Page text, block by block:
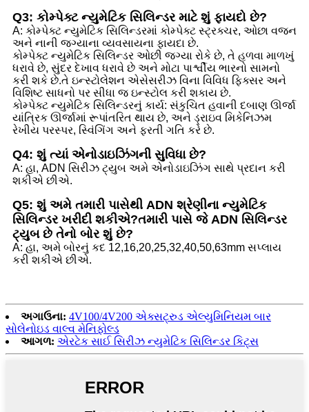
Q3: કોમ્પેક્ટ ન્યુમેટિક સિલિન્ડર માટે શું ફાયદો છે?
A: કોમ્પેક્ટ ન્યુમેટિક સિલિન્ડરમાં કોમ્પેક્ટ સ્ટ્રક્ચર, ઓછા વજન
અને નાની જગ્યાના વ્યવસાયના ફાયદા છે.
કોમ્પેક્ટ ન્યુમેટિક સિલિન્ડર ઓછી જગ્યા રોકે છે, તે હળવા માળખું
ધરાવે છે, સુંદર દેખાવ ધરાવે છે અને મોટા પાર્શ્વીય ભારનો સામનો
કરી શકે છે.તે ઇન્સ્ટોલેશન એસેસરીઝ વિના વિવિધ ફિક્સર અને
વિશિષ્ટ સાધનો પર સીધા જ ઇન્સ્ટોલ કરી શકાય છે.
કોમ્પેક્ટ ન્યુમેટિક સિલિન્ડરનું કાર્ય: સંકુચિત હવાની દબાણ ઊર્જા
યાંત્રિક ઊર્જામાં રૂપાંતરિત થાય છે, અને ડ્રાઇવ મિકેનિઝમ
રેખીય પરસ્પર, સ્વિંગિંગ અને ફરતી ગતિ કરે છે.
Q4: શું ત્યાં એનોડાઇઝિંગની સુવિધા છે?
A: હા, ADN સિરીઝ ટ્યુબ અમે એનોડાઇઝિંગ સાથે પ્રદાન કરી
શકીએ છીએ.
Q5: શું અમે તમારી પાસેથી ADN શ્રેણીના ન્યુમેટિક
સિલિન્ડર ખરીદી શકીએ?તમારી પાસે જે ADN સિલિન્ડર
ટ્યુબ છે તેનો બોર શું છે?
A: હા, અમે બોરનું કદ 12,16,20,25,32,40,50,63mm સપ્લાય
કરી શકીએ છીએ.
અગાઉના: 4V100/4V200 એક્સટ્રુડ એલ્યુમિનિયમ બાર
સોલેનોઇડ વાલ્વ મેનિફોલ્ડ
આગળ: એરટેક સાઈ સિરીઝ ન્યુમેટિક સિલિન્ડર કિટ્સ